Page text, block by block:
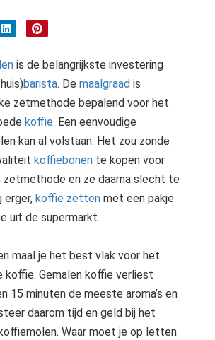
is de belangrijkste investering
barista. De maalgraad is
zetmethode bepalend voor het
koffie. Een eenvoudige
kan al volstaan. Het zou zonde
koffiebonen te kopen voor
zetmethode en ze daarna slecht te
erger, koffie zetten met een pakje
uit de supermarkt.
maal je het best vlak voor het
koffie. Gemalen koffie verliest
15 minuten de meeste aroma’s en
daarom tijd en geld bij het
Waar moet je op letten